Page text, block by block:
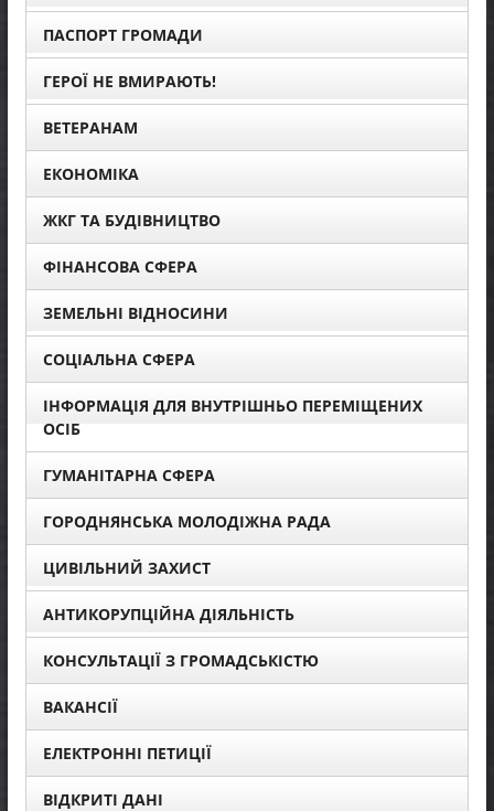
ПАСПОРТ ГРОМАДИ
ГЕРОЇ НЕ ВМИРАЮТЬ!
ВЕТЕРАНАМ
ЕКОНОМІКА
ЖКГ ТА БУДІВНИЦТВО
ФІНАНСОВА СФЕРА
ЗЕМЕЛЬНІ ВІДНОСИНИ
СОЦІАЛЬНА СФЕРА
ІНФОРМАЦІЯ ДЛЯ ВНУТРІШНЬО ПЕРЕМІЩЕНИХ
ОСІБ
ГУМАНІТАРНА СФЕРА
ГОРОДНЯНСЬКА МОЛОДІЖНА РАДА
ЦИВІЛЬНИЙ ЗАХИСТ
АНТИКОРУПЦІЙНА ДІЯЛЬНІСТЬ
КОНСУЛЬТАЦІЇ З ГРОМАДСЬКІСТЮ
ВАКАНСІЇ
ЕЛЕКТРОННІ ПЕТИЦІЇ
ВІДКРИТІ ДАНІ